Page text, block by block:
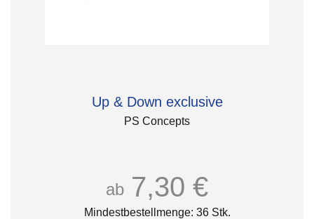
Up & Down exclusive
PS Concepts
ab 7,30 €
Mindestbestellmenge: 36 Stk.